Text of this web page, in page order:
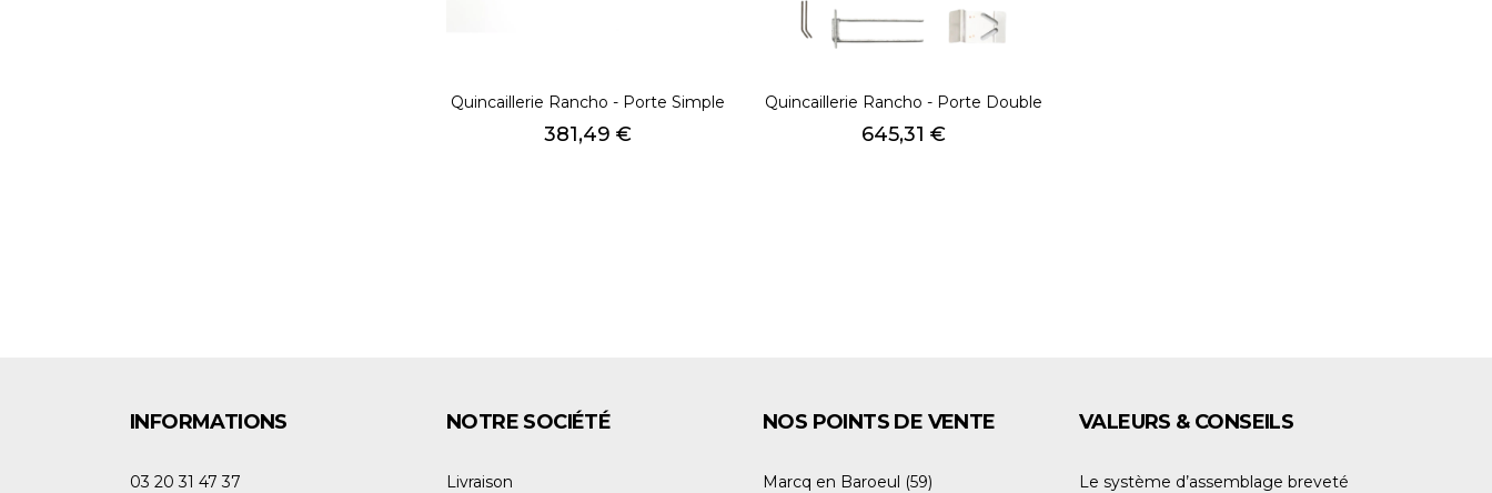
Quincaillerie Rancho - Porte Simple
Prix
381,49 €
Quincaillerie Rancho - Porte Double
Prix
645,31 €
INFORMATIONS
03 20 31 47 37
NOTRE SOCIÉTÉ
Livraison
NOS POINTS DE VENTE
Marcq en Baroeul (59)
VALEURS & CONSEILS
Le système d’assemblage breveté